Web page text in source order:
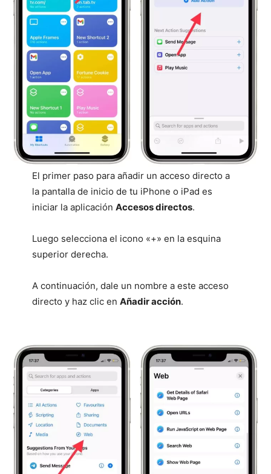
El primer paso para añadir un acceso directo a
la pantalla de inicio de tu iPhone o iPad es
iniciar la aplicación Accesos directos.
Luego selecciona el icono «+» en la esquina
superior derecha.
A continuación, dale un nombre a este acceso
directo y haz clic en Añadir acción.